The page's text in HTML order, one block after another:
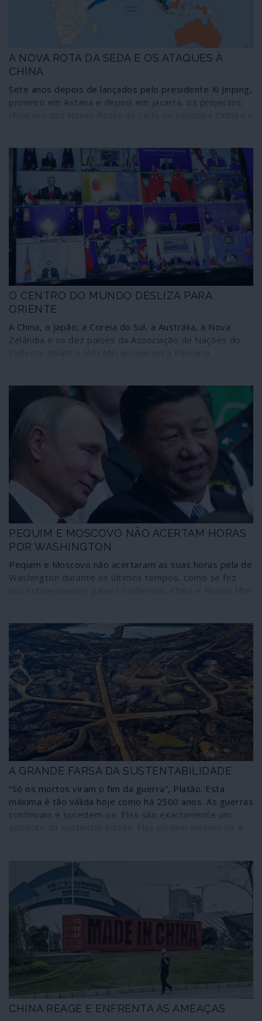
A NOVA ROTA DA SEDA E OS ATAQUES À
CHINA
Sete anos depois de lançados pelo presidente Xi Jinping,
primeiro em Astana e depois em Jacarta, os projectos
num transe alucinado.
O CENTRO DO MUNDO DESLIZA PARA
ORIENTE
A China, o Japão, a Coreia do Sul, a Austrália, a Nova
Zelândia e os dez países da Associação de Nações do
30% da economia mundial e 2200 milhões de pessoas.
Trata-se de uma grande plataforma que poderá
intersectar-se com várias outras entidades regionais da
geoeconomia mas também da geopolítica. A
comunicação corporativa praticamente não deu por isso,
a não ser para dizer que se trata de mais uma arma da
China contra “o Ocidente”. Um “Ocidente” que continua a
olhar-se como o centro do mundo – e a comportar-se
colonialmente como tal. Enquanto ele, o centro do
mundo, continua a deslizar inapelavelmente para
Oriente.
PEQUIM E MOSCOVO NÃO ACERTAM HORAS
POR WASHINGTON
Pequim e Moscovo não acertaram as suas horas pela de
Washington durante os últimos tempos, como se fez
“autorização” decorrente da “escolha” norte-americana.
Enquanto decorria o duelo de sociopatas nos Estados
Unidos, o Comité Central do Partido Comunista da China
apreciou o plano quinquenal até 2025, decisivo no
caminho do país para a autossuficiência económica ao
mais elevado nível tecnológico. E o “pragmatismo” de
Moscovo afinou-se em debates como alternativa aos
reconhecidos fracassos neoliberais no Ocidente. São
opções próprias que estão a traçar outros caminhos não
coincidentes com os do decadente império.
A GRANDE FARSA DA SUSTENTABILIDADE
“Só os mortos viram o fim da guerra”, Platão. Esta
máxima é tão válida hoje como há 2500 anos. As guerras
continuam e sucedem-se. Elas são exactamente um
exploração desavergonhada da Mãe Terra e dos seres
que a habitam, incluindo os humanos.
CHINA REAGE E ENFRENTA AS AMEAÇAS